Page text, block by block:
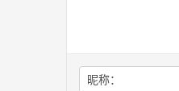
昵称：